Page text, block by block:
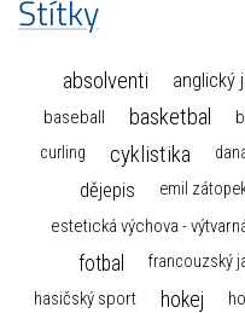
Štítky
absolventi anglický
baseball basketbal
curling cyklistika
dějepis emil
estetická výchova -
fotbal francouzský
hasičský sport hokej